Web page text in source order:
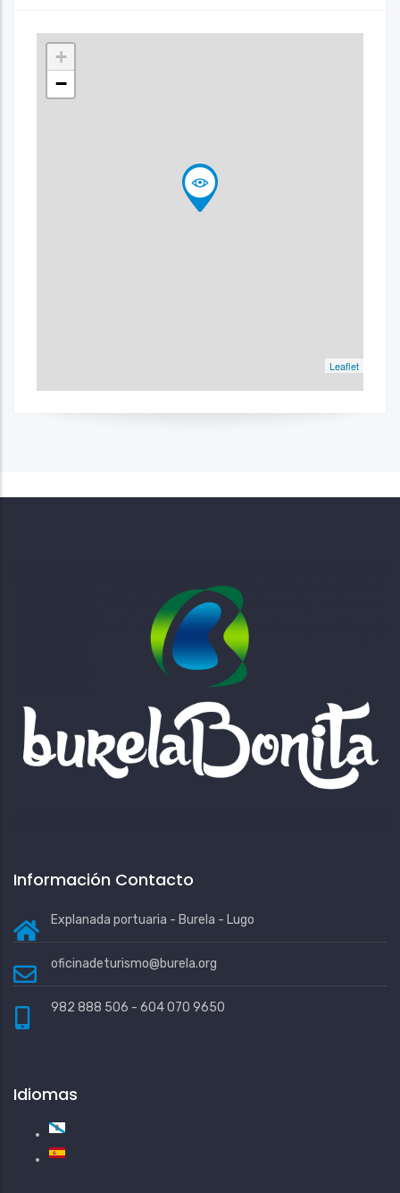
+
−
Leaflet
Información Contacto
Explanada portuaria - Burela - Lugo
oficinadeturismo@burela.org
982 888 506 - 604 070 9650
Idiomas